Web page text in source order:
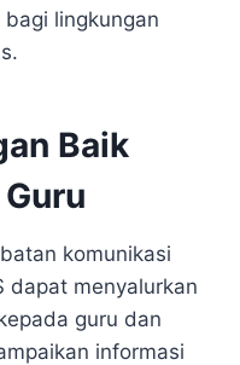
lingkungan
Baik
komunikasi
dapat menyalurkan
guru dan
informasi